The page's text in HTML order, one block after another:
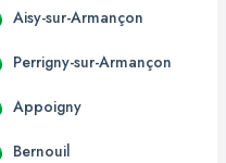
Aisy-sur-Armançon
Perrigny-sur-Armançon
Appoigny
Bernouil